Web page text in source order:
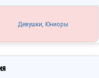
Девушки, Юниоры